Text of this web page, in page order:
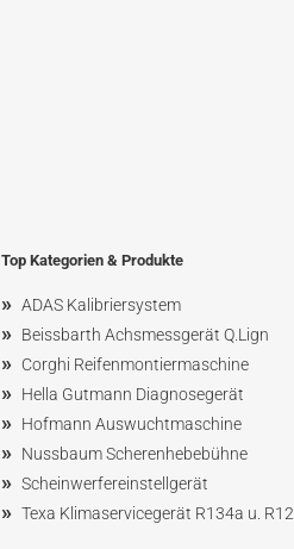
Top Kategorien & Produkte
» ADAS Kalibriersystem
» Beissbarth Achsmessgerät Q.Lign
» Corghi Reifenmontiermaschine
» Hella Gutmann Diagnosegerät
» Hofmann Auswuchtmaschine
» NussbaumScherenhebebühne
» Scheinwerfereinstellgerät
» Texa Klimaservicegerät R134a u.